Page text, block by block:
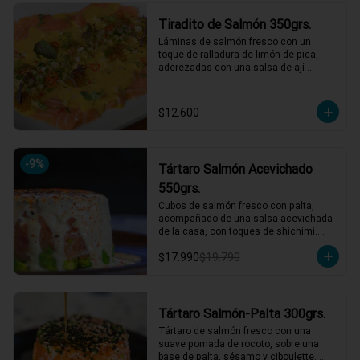
en su presentación completa, salsas o
acompañamientos incluidos.
Tiradito de Salmón 350grs.
Láminas de salmón fresco con un
toque de ralladura de limón de pica,
aderezadas con una salsa de ají
rabanito y menta, junto a mostaza
encurtida agridulce para un contraste
1 a 2 personas comen de este plato!
*El peso neto corresponde al producto
en su presentación completa, salsas o
acompañamientos incluidos.
$12.600
-9%
Tártaro Salmón Acevichado
550grs.
Cubos de salmón fresco con palta,
acompañado de una salsa acevichada
de la casa, con toques de shichimi.
*El peso neto corresponde al producto
en su presentación completa, salsas o
$17.990$19.790
Tártaro Salmón-Palta 300grs.
Tártaro de salmón fresco con una
suave pomada de rocoto, sobre una
base de palta, sésamo y ciboulette.